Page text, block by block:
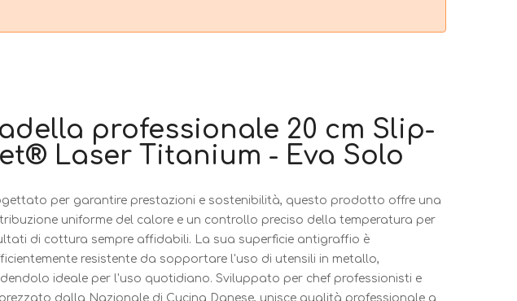
professionale 20 cm Slip-
Laser Titanium - Eva Solo
per garantire prestazioni e sostenibilità, questo prodotto offre una
uniforme del calore e un controllo preciso della temperatura per
di cottura sempre affidabili. La sua superficie antigraffio è
resistente da sopportare l'uso di utensili in metallo,
ideale per l'uso quotidiano. Sviluppato per chef professionisti e
dalla Nazionale di Cucina Danese, unisce qualità professionale a